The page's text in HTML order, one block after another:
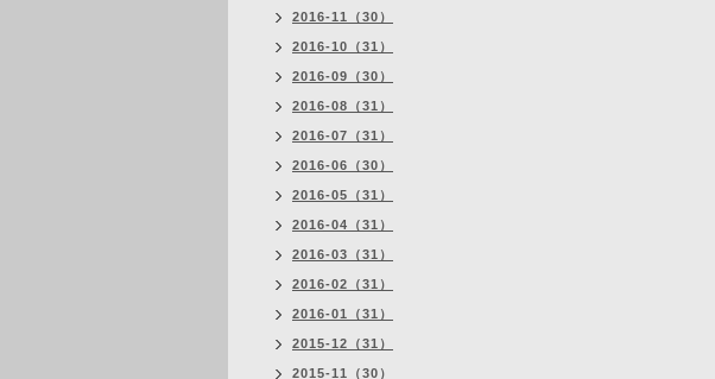
2016-11（30）
2016-10（31）
2016-09（30）
2016-08（31）
2016-07（31）
2016-06（30）
2016-05（31）
2016-04（31）
2016-03（31）
2016-02（31）
2016-01（31）
2015-12（31）
2015-11（30）